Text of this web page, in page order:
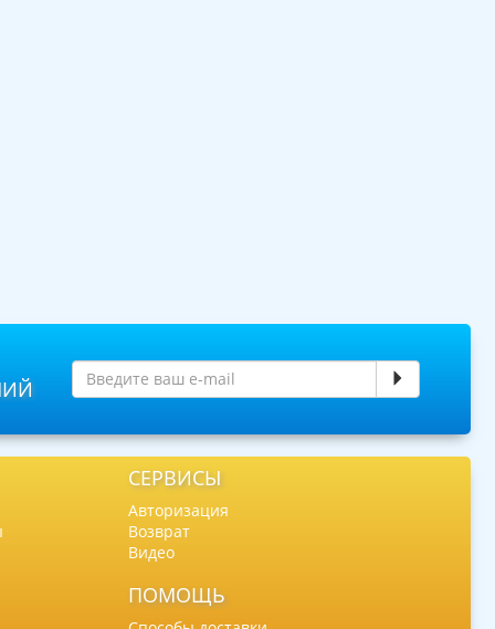
СЕРВИСЫ
Авторизация
Возврат
Видео
ПОМОЩЬ